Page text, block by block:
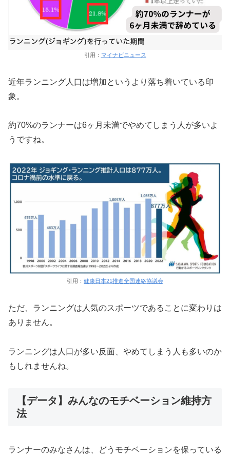
引用： マイナビニュース
近年ランニング人口は増加というより落ち着いている印
象。
約70%のランナーは6ヶ月未満でやめてしまう人が多いよ
うですね。
引用： 健康日本21推進全国連絡協議会
ただ、ランニングは人気のスポーツであることに変わりは
ありません。
ランニングは人口が多い反面、やめてしまう人も多いのか
もしれませんね。
【データ】みんなのモチベーション維持方
法
ランナーのみなさんは、どうモチベーションを保っている